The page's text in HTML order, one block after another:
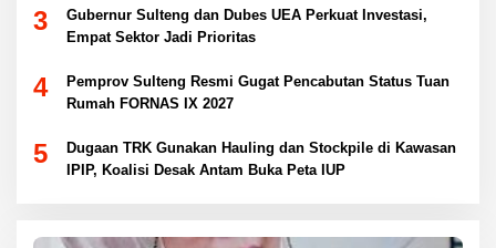
3
Gubernur Sulteng dan Dubes UEA Perkuat Investasi,
Empat Sektor Jadi Prioritas
4
Pemprov Sulteng Resmi Gugat Pencabutan Status Tuan
Rumah FORNAS IX 2027
5
Dugaan TRK Gunakan Hauling dan Stockpile di Kawasan
IPIP, Koalisi Desak Antam Buka Peta IUP